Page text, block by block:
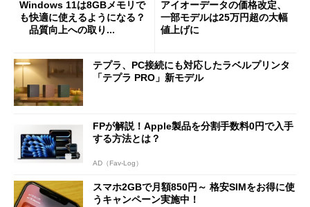
Windows 11は8GBメモリで
も快適に使えるようになる？
品質向上への取り...
アイオーデータの価格改定、
一部モデルは25万円超の大幅
値上げに
テプラ、PC接続にも対応したラベルプリンタ
「テプラ PRO」新モデル
FPが解説！Apple製品を分割手数料0円で入手
する方法とは？
AD（Fav-Log）
スマホ2GBで月額850円～ 格安SIMをお得に使
うキャンペーン実施中！